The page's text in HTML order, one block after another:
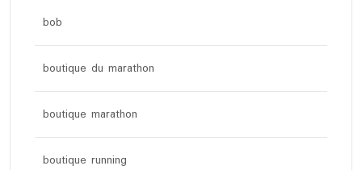
bob
boutique du marathon
boutique marathon
boutique running